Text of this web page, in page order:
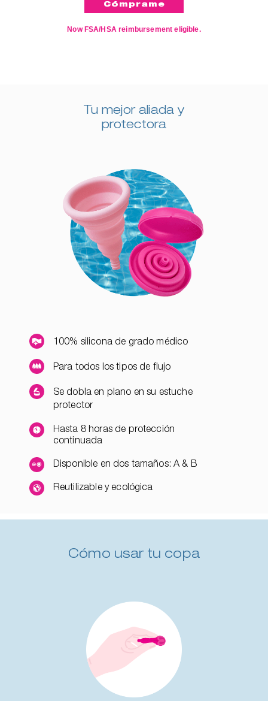
Now FSA/HSA reimbursement eligible.
Tu mejor aliada y
protectora
100% silicona de grado médico
Para todos los tipos de flujo
Se dobla en plano en su estuche
protector
Hasta 8 horas de protección
continuada
Disponible en dos tamaños: A & B
Reutilizable y ecológica
Cómo usar tu copa